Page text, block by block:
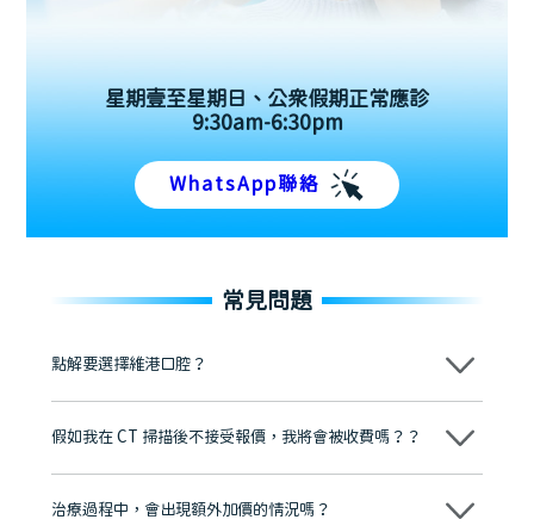
星期壹至星期日、公眾假期正常應診
9:30am-6:30pm
WhatsApp聯絡
常見問題
點解要選擇維港口腔？
維港口腔踐行「醫道濟世」的大學校訓，各分院匯聚來自香港、內地的
牌」、「2025香港企業領袖品牌」，是諾貝爾種植系統全球放心植牙中
至今已服務超過三十個國家和地區的顧客，受到粵港澳大灣區及周邊城
市市民極高的口碑評價及信任推薦 珠海、深圳設有八大分院，香港亦設
有咨詢及服務保障中心，有任何問題都可以隨時預約免費咨詢，讓人十
假如我在 CT 掃描後不接受報價，我將會被收費嗎？？
不會！只要未開始實際服務之前，你不會被收取任何費用。
治療過程中，會出現額外加價的情況嗎？